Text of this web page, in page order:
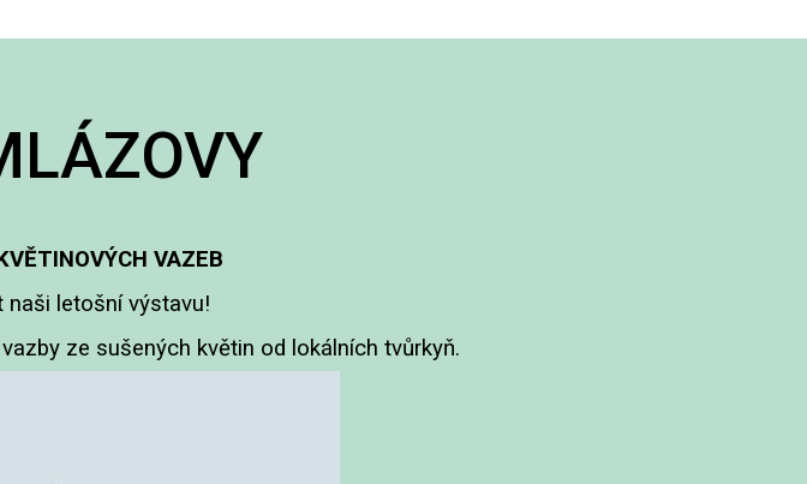
VAZEB
naši letošní výstavu!
ze sušených květin od lokálních tvůrkyň.